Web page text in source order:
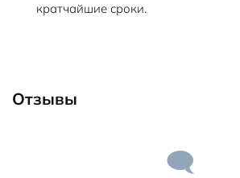
кратчайшие сроки.
Отзывы